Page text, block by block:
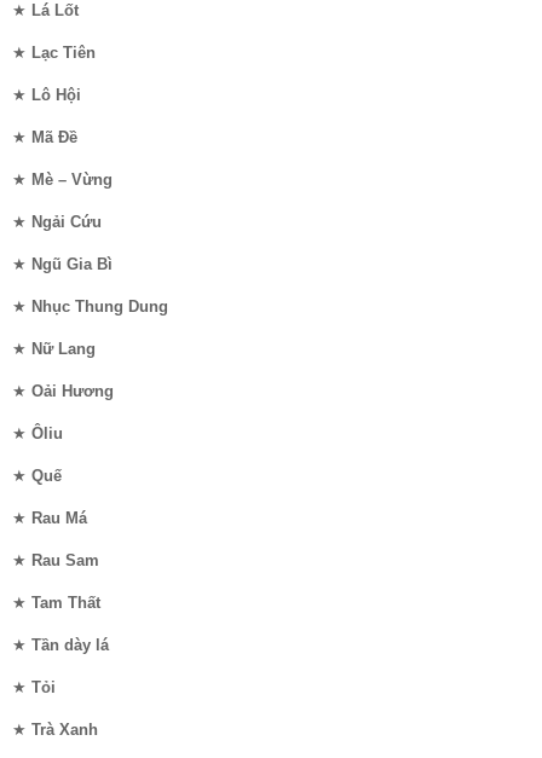
★ Lá Lốt
★ Lạc Tiên
★ Lô Hội
★ Mã Đề
★ Mè – Vừng
★ Ngải Cứu
★ Ngũ Gia Bì
★ Nhục Thung Dung
★ Nữ Lang
★ Oải Hương
★ Ôliu
★ Quế
★ Rau Má
★ Rau Sam
★ Tam Thất
★ Tần dày lá
★ Tỏi
★ Trà Xanh